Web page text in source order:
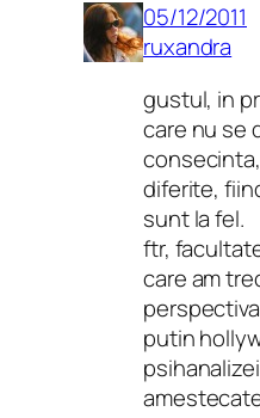
05/12/2011
ruxandra
gustul, in
care nu se
diferite,
sunt la fel.
ftr,
care am
putin